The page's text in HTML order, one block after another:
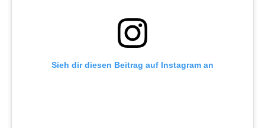
Sieh dir diesen Beitrag auf Instagram an